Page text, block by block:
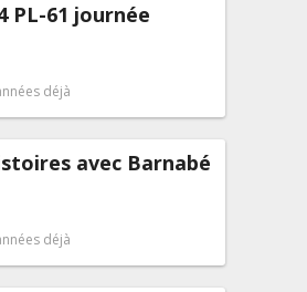
PL-61 journée
déjà
avec Barnabé
déjà